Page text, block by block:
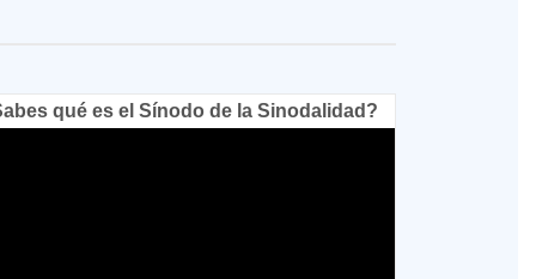
qué es el Sínodo de la Sinodalidad?